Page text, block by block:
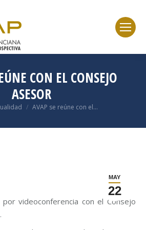
CON EL CONSEJO
ASESOR
AVAP se reúne con el…
MAY
22
videoconferencia con el Consejo